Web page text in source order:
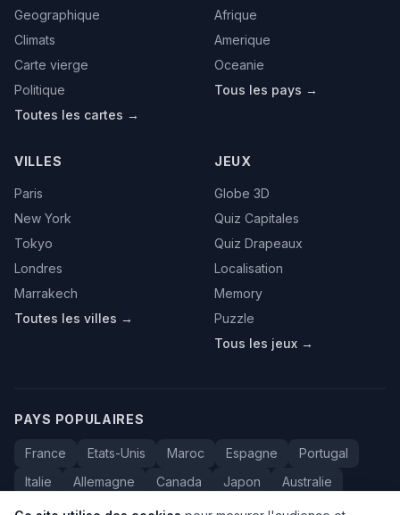
Geographique
Climats
Carte vierge
Politique
Toutes les cartes →
Afrique
Amerique
Oceanie
Tous les pays →
VILLES
Paris
New York
Tokyo
Londres
Marrakech
Toutes les villes →
JEUX
Globe 3D
Quiz Capitales
Quiz Drapeaux
Localisation
Memory
Puzzle
Tous les jeux →
PAYS POPULAIRES
France Etats-Unis Maroc Espagne
Portugal
Italie
Allemagne Canada Japon
Australie
Bresil
Algerie Tunisie Belgique Drapeaux